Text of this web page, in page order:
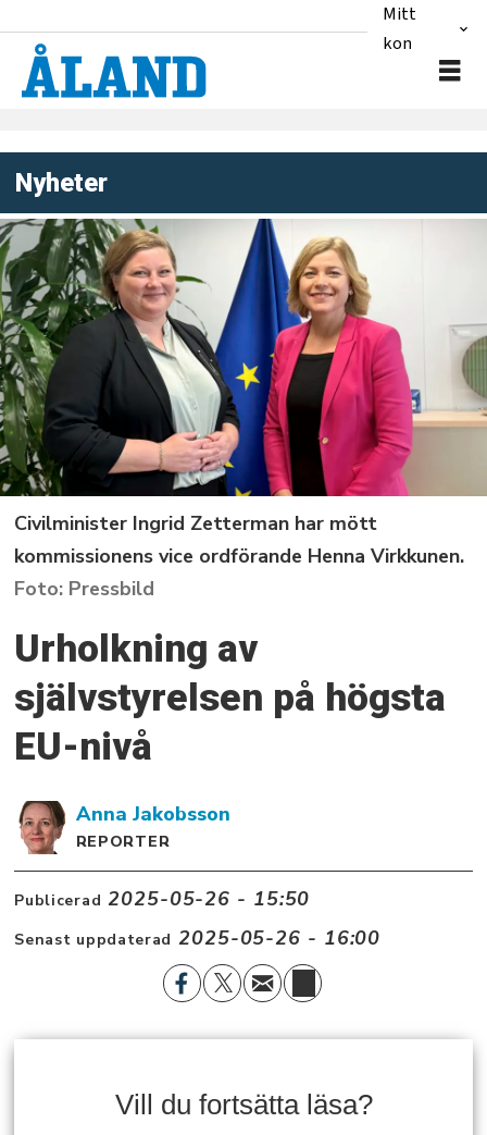
Mitt
konto
Nyheter
Civilminister Ingrid Zetterman har mött
kommissionens vice ordförande Henna Virkkunen.
Pressbild
Urholkning av
självstyrelsen på högsta
EU-nivå
Anna Jakobsson
REPORTER
Publicerad 2025-05-26 - 15:50
Senast uppdaterad 2025-05-26 - 16:00
Vill du fortsätta läsa?